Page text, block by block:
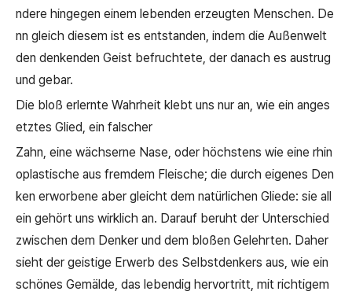
ndere hingegen einem lebenden erzeugten Menschen. De
nn gleich diesem ist es entstanden, indem die Außenwelt
den denkenden Geist befruchtete, der danach es austrug
und gebar.
Die bloß erlernte Wahrheit klebt uns nur an, wie ein anges
etztes Glied, ein falscher
Zahn, eine wächserne Nase, oder höchstens wie eine rhin
oplastische aus fremdem Fleische; die durch eigenes Den
ken erworbene aber gleicht dem natürlichen Gliede: sie all
ein gehört uns wirklich an. Darauf beruht der Unterschied
zwischen dem Denker und dem bloßen Gelehrten. Daher
sieht der geistige Erwerb des Selbstdenkers aus, wie ein
schönes Gemälde, das lebendig hervortritt, mit richtigem